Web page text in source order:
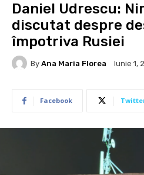
Daniel Udrescu:
discutat despre
împotriva Rusiei
By Ana Maria Florea Iunie 1,
Facebook